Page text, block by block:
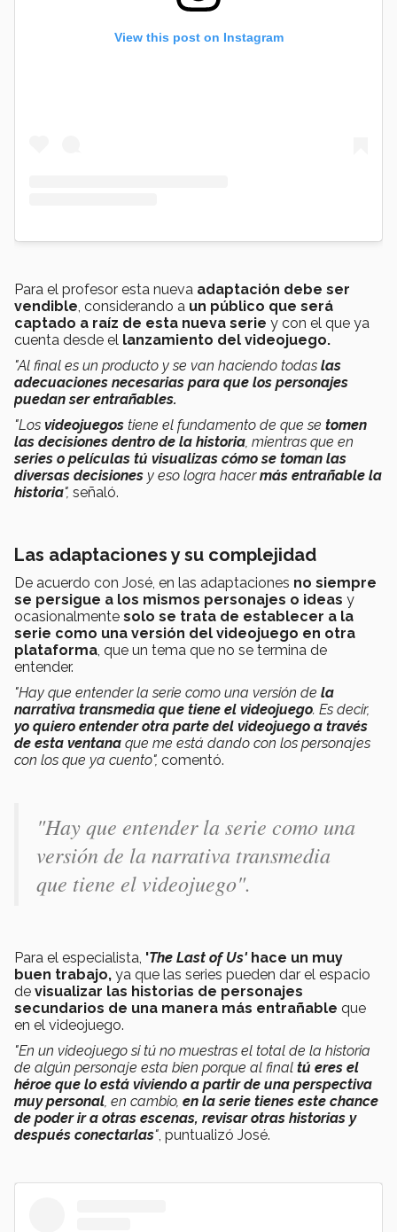
View this post on Instagram
Para el profesor esta nueva adaptación debe ser
vendible, considerando a un público que será
captado a raíz de esta nueva serie y con el que ya
cuenta desde el lanzamiento del videojuego.
"Al final es un producto y se van haciendo todas las
adecuaciones necesarias para que los personajes
puedan ser entrañables.
"Los videojuegos tiene el fundamento de que se tomen
las decisiones dentro de la historia, mientras que en
series o películas tú visualizas cómo se toman las
diversas decisiones y eso logra hacermás entrañable la
historia", señaló.
Las adaptaciones y su complejidad
De acuerdo con José, en las adaptaciones no siempre
se persigue a los mismos personajes o ideas y
ocasionalmente solo se trata de establecer a la
serie como una versión del videojuego en otra
plataforma, que un tema que no se termina de
entender.
"Hay que entender la serie como una versión de la
narrativa transmedia que tiene el videojuego. Es decir,
yo quiero entender otra parte del videojuego a través
de esta ventana que me está dando con los personajes
con los que ya cuento", comentó.
"Hay que entender la serie como una
versión de la narrativa transmedia
que tiene el videojuego".
Para el especialista, 'The Last of Us' hace un muy
buen trabajo, ya que las series pueden dar el espacio
de visualizar las historias de personajes
secundarios de una manera más entrañable que
en el videojuego.
"En un videojuego si tú no muestras el total de la historia
de algún personaje esta bien porque al final tú eres el
héroe que lo está viviendo a partir de una perspectiva
muy personal, en cambio, en la serie tienes este chance
de poder ir a otras escenas, revisar otras historias y
después conectarlas", puntualizó José.